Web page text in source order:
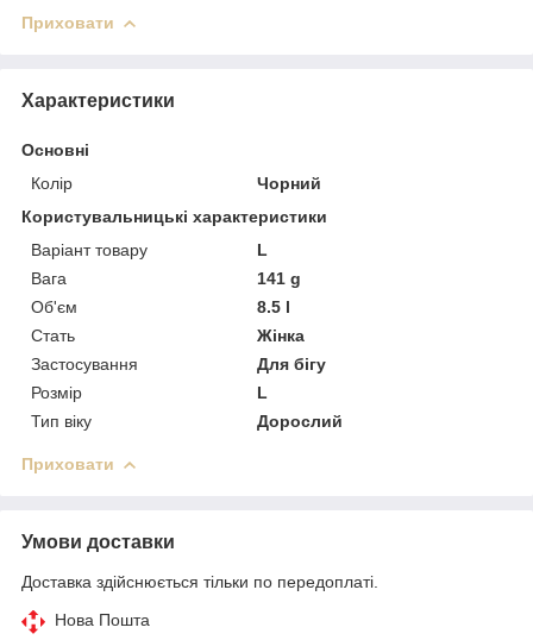
Приховати
Характеристики
Основні
Колір
Чорний
Користувальницькі характеристики
Варіант товару
L
Вага
141 g
Об'єм
8.5 l
Стать
Жінка
Застосування
Для бігу
Розмір
L
Тип віку
Дорослий
Приховати
Умови доставки
Доставка здійснюється тільки по передоплаті.
Нова Пошта